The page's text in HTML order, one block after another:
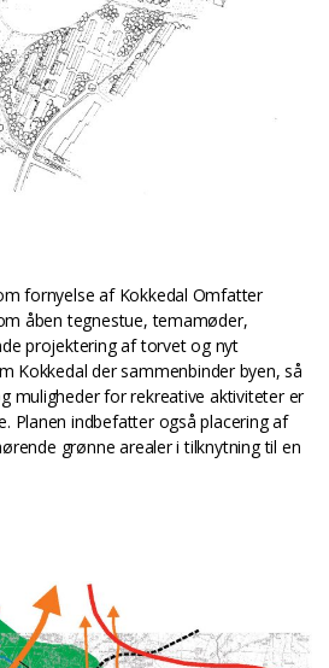
fornyelse af Kokkedal Omfatter
åben tegnestue, temamøder,
projektering af torvet og nyt
Kokkedal der sammenbinder byen, så
muligheder for rekreative aktiviteter er
Planen indbefatter også placering af
grønne arealer i tilknytning til en